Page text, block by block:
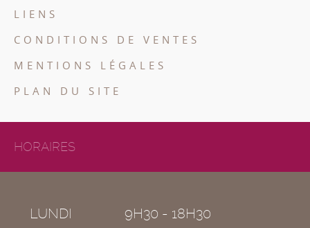
LIENS
CONDITIONS DE VENTES
MENTIONS LÉGALES
PLAN DU SITE
HORAIRES
LUNDI
9H30 - 18H30